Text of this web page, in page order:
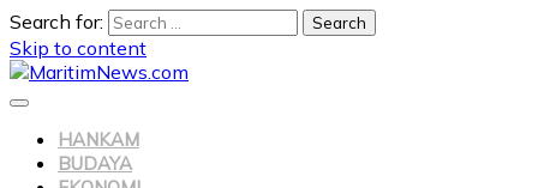
Search for:
Skip to content
HANKAM
BUDAYA